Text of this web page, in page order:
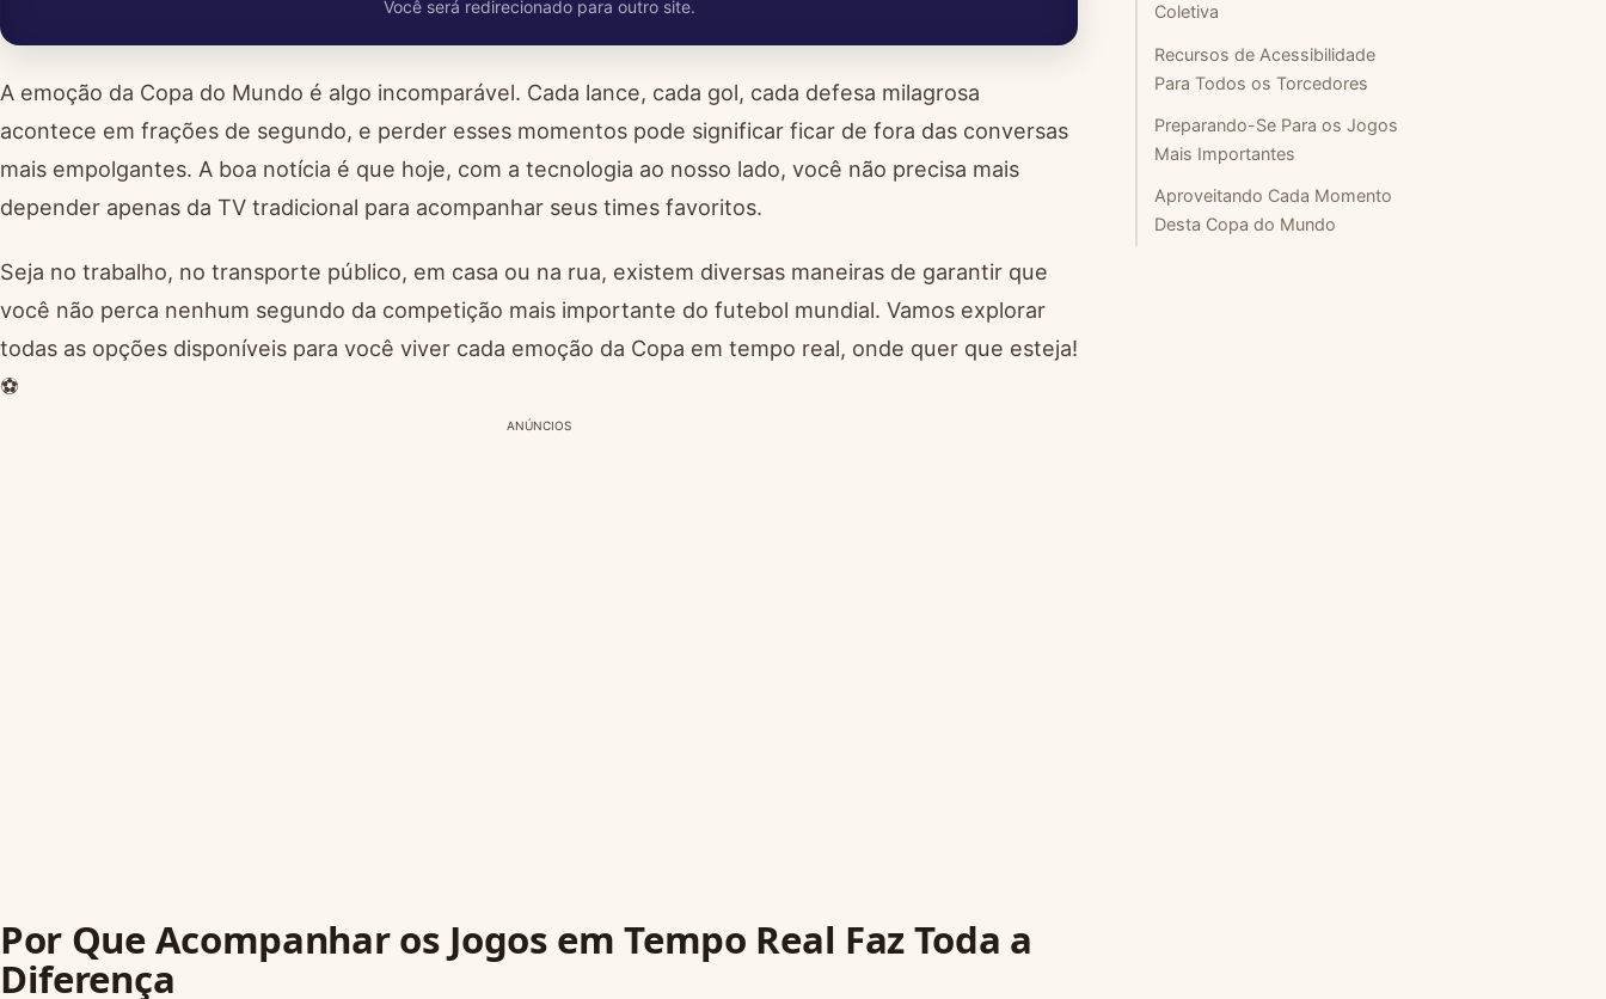
Você será redirecionado para outro site.
A emoção da Copa do Mundo é algo incomparável. Cada lance, cada gol, cada defesa milagrosa
acontece em frações de segundo, e perder esses momentos pode significar ficar de fora das conversas
mais empolgantes. A boa notícia é que hoje, com a tecnologia ao nosso lado, você não precisa mais
depender apenas da TV tradicional para acompanhar seus times favoritos.
Seja no trabalho, no transporte público, em casa ou na rua, existem diversas maneiras de garantir que
você não perca nenhum segundo da competição mais importante do futebol mundial. Vamos explorar
todas as opções disponíveis para você viver cada emoção da Copa em tempo real, onde quer que esteja!
⚽
ANÚNCIOS
Por Que Acompanhar os Jogos em Tempo Real Faz Toda a
Diferença
Coletiva
Recursos de Acessibilidade
Para Todos os Torcedores
Preparando-Se Para os Jogos
Mais Importantes
Aproveitando Cada Momento
Desta Copa do Mundo